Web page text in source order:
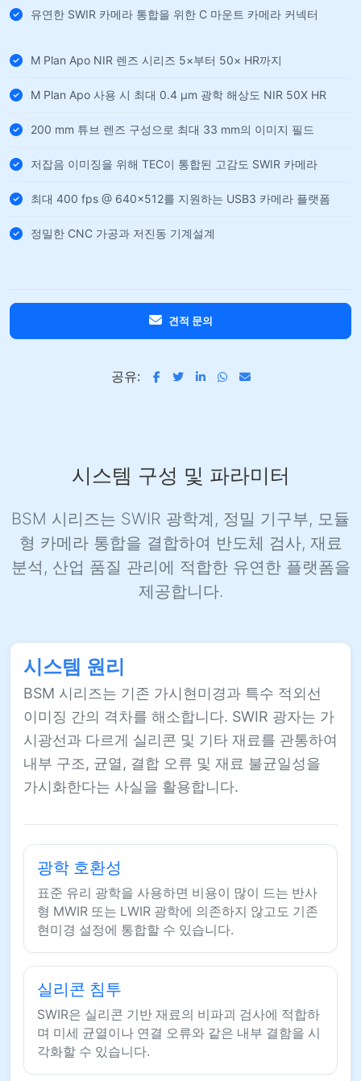
유연한 SWIR 카메라 통합을 위한 C 마운트 카메라 커넥터
M Plan Apo NIR 렌즈 시리즈 5×부터 50× HR까지
M Plan Apo 사용 시 최대 0.4 µm 광학 해상도 NIR 50X HR
200 mm 튜브 렌즈 구성으로 최대 33 mm의 이미지 필드
저잡음 이미징을 위해 TEC이 통합된 고감도 SWIR 카메라
최대 400 fps @ 640×512를 지원하는 USB3 카메라 플랫폼
정밀한 CNC 가공과 저진동 기계설계
견적 문의
공유:
시스템 구성 및 파라미터
BSM 시리즈는 SWIR 광학계, 정밀 기구부, 모듈
형 카메라 통합을 결합하여 반도체 검사, 재료
분석, 산업 품질 관리에 적합한 유연한 플랫폼을
제공합니다.
시스템 원리
BSM 시리즈는 기존 가시현미경과 특수 적외선
이미징 간의 격차를 해소합니다. SWIR 광자는 가
시광선과 다르게 실리콘 및 기타 재료를 관통하여
내부 구조, 균열, 결합 오류 및 재료 불균일성을
가시화한다는 사실을 활용합니다.
광학 호환성
표준 유리 광학을 사용하면 비용이 많이 드는 반사
형 MWIR 또는 LWIR 광학에 의존하지 않고도 기존
현미경 설정에 통합할 수 있습니다.
실리콘 침투
SWIR은 실리콘 기반 재료의 비파괴 검사에 적합하
며 미세 균열이나 연결 오류와 같은 내부 결함을 시
각화할 수 있습니다.